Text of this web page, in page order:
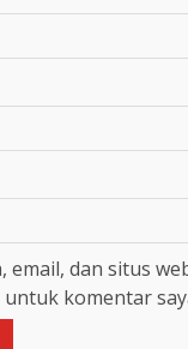
email, dan situs
komentar